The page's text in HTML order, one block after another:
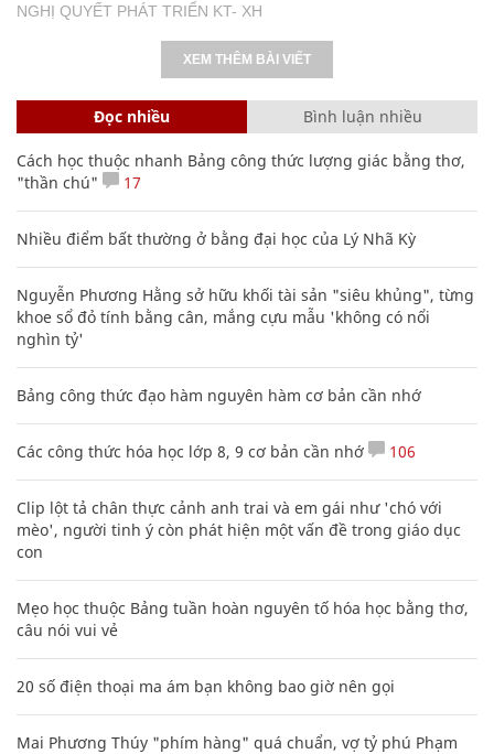
NGHỊ QUYẾT PHÁT TRIỂN KT- XH
XEM THÊM BÀI VIẾT
Đọc nhiều Bình luận nhiều
Cách học thuộc nhanh Bảng công thức lượng giác bằng thơ,
"thần chú"
17
Nhiều điểm bất thường ở bằng đại học của Lý Nhã Kỳ
Nguyễn Phương Hằng sở hữu khối tài sản "siêu khủng", từng
khoe sổ đỏ tính bằng cân, mắng cựu mẫu 'không có nổi
nghìn tỷ'
Bảng công thức đạo hàm nguyên hàm cơ bản cần nhớ
Các công thức hóa học lớp 8, 9 cơ bản cần nhớ 106
Clip lột tả chân thực cảnh anh trai và em gái như 'chó với
mèo', người tinh ý còn phát hiện một vấn đề trong giáo dục
con
Mẹo học thuộc Bảng tuần hoàn nguyên tố hóa học bằng thơ,
câu nói vui vẻ
20 số điện thoại ma ám bạn không bao giờ nên gọi
Mai Phương Thúy "phím hàng" quá chuẩn, vợ tỷ phú Phạm